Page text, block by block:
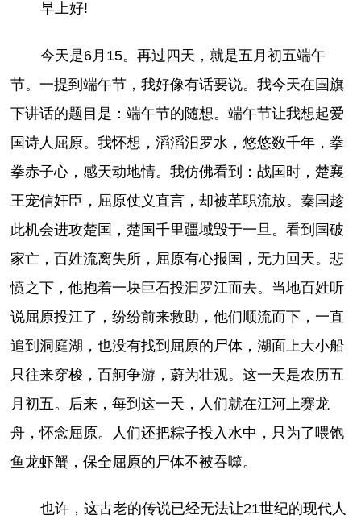
早上好!
今天是6月15。再过四天，就是五月初五端午
节。一提到端午节，我好像有话要说。我今天在国旗
下讲话的题目是：端午节的随想。端午节让我想起爱
国诗人屈原。我怀想，滔滔汨罗水，悠悠数千年，拳
拳赤子心，感天动地情。我仿佛看到：战国时，楚襄
王宠信奸臣，屈原仗义直言，却被革职流放。秦国趁
此机会进攻楚国，楚国千里疆域毁于一旦。看到国破
家亡，百姓流离失所，屈原有心报国，无力回天。悲
愤之下，他抱着一块巨石投汩罗江而去。当地百姓听
说屈原投江了，纷纷前来救助，他们顺流而下，一直
追到洞庭湖，也没有找到屈原的尸体，湖面上大小船
只往来穿梭，百舸争游，蔚为壮观。这一天是农历五
月初五。后来，每到这一天，人们就在江河上赛龙
舟，怀念屈原。人们还把粽子投入水中，只为了喂饱
鱼龙虾蟹，保全屈原的尸体不被吞噬。
也许，这古老的传说已经无法让21世纪的现代人